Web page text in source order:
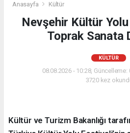
Anasayfa Kültür
Nevşehir Kültür
Toprak Sanata
KÜLTÜR
08.08.2026 - 10:28, Güncelleme:
3720 kez
Kültür ve Turizm Bakanlığı